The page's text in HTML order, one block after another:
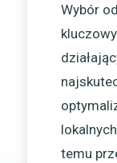
Wybór
temu